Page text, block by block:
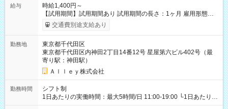
給与
時給1,400円～
【試用期間】試用期間あり 試用期間の長さ：1ヶ月 雇用形態、
給与は本採用時と同じです。
交通費別途支給あり
勤務地
東京都千代田区
東京都千代田区内神田2丁目14番12号 星屋第六ビル402号（最
寄り駅：神田駅）
Ａｌｌｅｙ株式会社
勤務時間
シフト制
1日あたりの実働時間：最大5時間/日 11:00-19:00 └1日あたりの
実働時間：1-5時間 └上記の時間帯内であれば、いつでも勤務可